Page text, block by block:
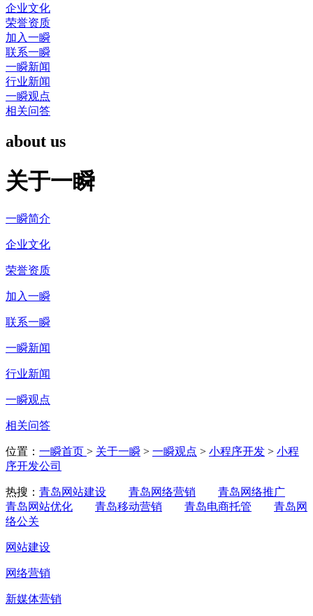
企业文化
荣誉资质
加入一瞬
联系一瞬
一瞬新闻
行业新闻
一瞬观点
相关问答
about us
关于一瞬
一瞬简介
企业文化
荣誉资质
加入一瞬
联系一瞬
一瞬新闻
行业新闻
一瞬观点
相关问答
位置： 一瞬首页 > 关于一瞬 > 一瞬观点 > 小程序开发 > 小程
序开发公司
热搜： 青岛网站建设 青岛网络营销
青岛网络推广
青岛网站优化
青岛移动营销 青岛电商托管
青岛网
络公关
网站建设
网络营销
新媒体营销